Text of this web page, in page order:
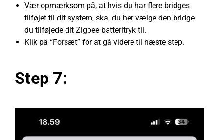
Vær opmærksom på, at hvis du har flere bridges
tilføjet til dit system, skal du her vælge den bridge
du tilføjede dit Zigbee batteritryk til.
Klik på “Forsæt” for at gå videre til næste step.
Step 7: